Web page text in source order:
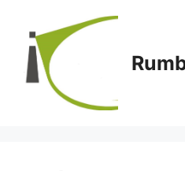
contenido